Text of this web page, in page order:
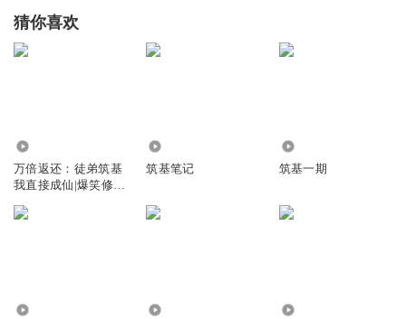
猜你喜欢
万倍返还：徒弟筑基
我直接成仙|爆笑修
筑基笔记 筑基一期